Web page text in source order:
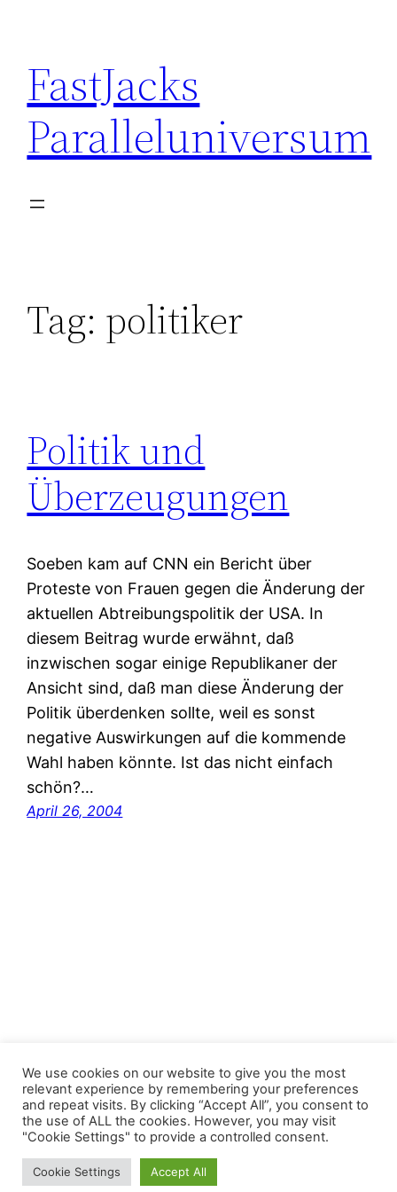
content
FastJacks
Paralleluniversum
Tag: politiker
Politik und
Überzeugungen
Soeben kam auf CNN ein Bericht über
Proteste von Frauen gegen die Änderung der
aktuellen Abtreibungspolitik der USA. In
diesem Beitrag wurde erwähnt, daß
inzwischen sogar einige Republikaner der
Ansicht sind, daß man diese Änderung der
Politik überdenken sollte, weil es sonst
negative Auswirkungen auf die kommende
Wahl haben könnte. Ist das nicht einfach
schön?…
April 26, 2004
Proudly powered byWordPress
We use cookies on our website to give you the most
relevant experience by remembering your preferences
and repeat visits. By clicking “Accept All”, you consent to
the use of ALL the cookies. However, you may visit
"Cookie Settings" to provide a controlled consent.
Cookie Settings Accept All